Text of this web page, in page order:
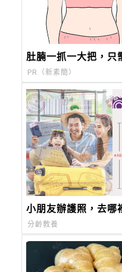
肚腩一抓一大把，只
PR（新素簡）
小朋友辦護照，去哪
分齡教養